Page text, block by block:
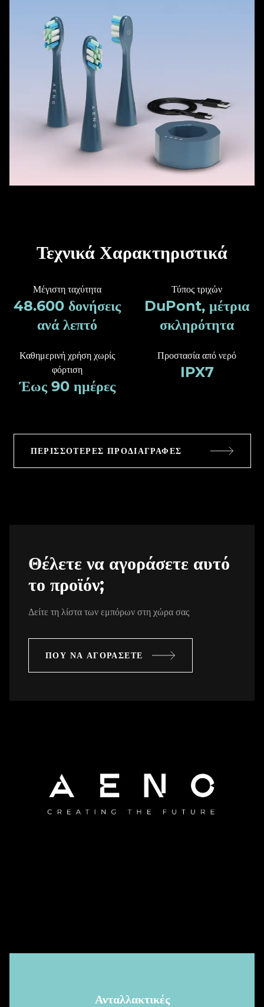
Τεχνικά Χαρακτηριστικά
Μέγιστη ταχύτητα
48.600 δονήσεις
ανά λεπτό
Τύπος τριχών
DuPont, μέτρια
σκληρότητα
Καθημερινή χρήση χωρίς
φόρτιση
Έως 90 ημέρες
Προστασία από νερό
IPX7
ΠΕΡΙΣΣΌΤΕΡΕΣ ΠΡΟΔΙΑΓΡΑΦΈΣ
Θέλετε να αγοράσετε αυτό
το προϊόν;
Δείτε τη λίστα των εμπόρων στη χώρα σας
ΠΟΥ ΝΑ ΑΓΟΡΑΣΕΤΕ
Ανταλλακτικές